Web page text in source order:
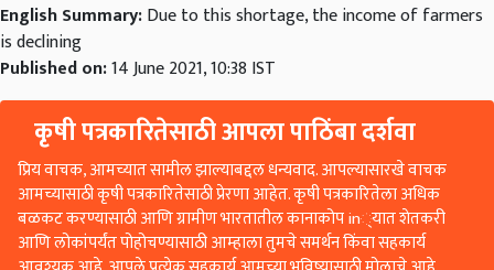
English Summary:Due to this shortage, the income of farmers
is declining
Published on:14 June 2021, 10:38 IST
कृषी पत्रकारितेसाठी आपला पाठिंबा दर्शवा
प्रिय वाचक, आमच्यात सामील झाल्याबद्दल धन्यवाद. आपल्यासारखे वाचक
आमच्यासाठी कृषी पत्रकारितेसाठी प्रेरणा आहेत. कृषी पत्रकारितेला अधिक
बळकट करण्यासाठी आणि ग्रामीण भारतातील कानाकोप in्यात शेतकरी
आणि लोकांपर्यंत पोहोचण्यासाठी आम्हाला तुमचे समर्थन किंवा सहकार्य